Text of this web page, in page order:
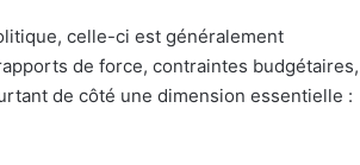
celle-ci est généralement
de force, contraintes budgétaires,
de côté une dimension essentielle :